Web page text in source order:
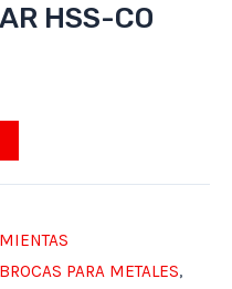
HSS-CO
BROCAS PARA METALES,